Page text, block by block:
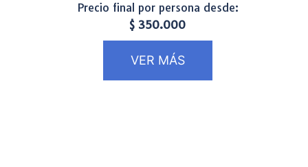
Precio final por persona desde:
$ 350.000
VER MÁS